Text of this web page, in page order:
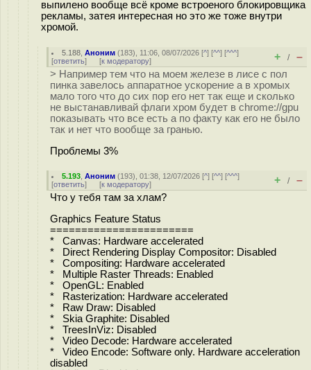
выпилено вообще всё кроме встроеного блокировщика
рекламы, затея интересная но это же тоже внутри
хромой.
5.188 ,Аноним (183), 11:06, 08/07/2026 [^] [^^] [^^^]
[ответить] [к модератору] + / –
> Например тем что на моем железе в лисе с пол
пинка завелось аппаратное ускорение а в хромых
мало того что до сих пор его нет так еще и сколько
не выстанавливай флаги хром будет в chrome://gpu
показывать что все есть а по факту как его не было
так и нет что вообще за гранью.
Проблемы 3%
5.193 ,Аноним (193), 01:38, 12/07/2026 [^] [^^] [^^^]
[ответить] [к модератору] + / –
Что у тебя там за хлам?
Graphics Feature Status
=======================
* Canvas: Hardware accelerated
* Direct Rendering Display Compositor: Disabled
* Compositing: Hardware accelerated
* Multiple Raster Threads: Enabled
* OpenGL: Enabled
* Rasterization: Hardware accelerated
* Raw Draw: Disabled
* Skia Graphite: Disabled
* TreesInViz: Disabled
* Video Decode: Hardware accelerated
* Video Encode: Software only. Hardware acceleration
disabled